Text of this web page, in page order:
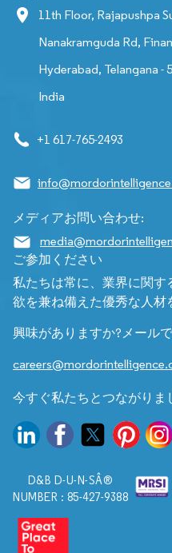
11th Floor, Rajapushpa
Nanakramguda Rd,
Hyderabad, Telangana -
India
+1 617-765-2493
メディアお問い合わせ:
ご参加ください
私たちは常に、業界に関
欲を兼ね備えた優秀な人材
興味がありますか?メール
今すぐ私たちとつながりま
D&B D-U-N-SÂ®
NUMBER : 85-427-9388